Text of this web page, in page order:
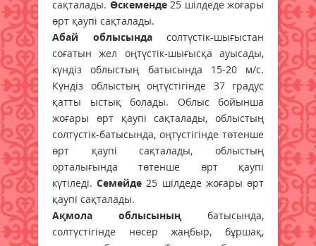
сақталады. Өскеменде25 шілдеде жоғары
өрт қаупі сақталады.
Абай облысындасолтүстік-шығыстан
соғатын жел оңтүстік-шығысқа ауысады,
күндіз облыстың батысында 15-20 м/с.
Күндіз облыстың оңтүстігінде 37 градус
қатты ыстық болады. Облыс бойынша
жоғары өрт қаупі сақталады, облыстың
солтүстік-батысында, оңтүстігінде төтенше
өрт қаупі сақталады, облыстың
орталығында төтенше өрт қаупі
күтіледі.Семейде 25 шілдеде жоғары өрт
қаупі сақталады.
Ақмола облысының батысында,
солтүстігінде нөсер жаңбыр, бұршақ,